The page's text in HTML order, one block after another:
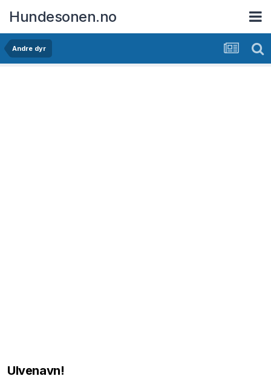
Hundesonen.no
Andre dyr
Ulvenavn!